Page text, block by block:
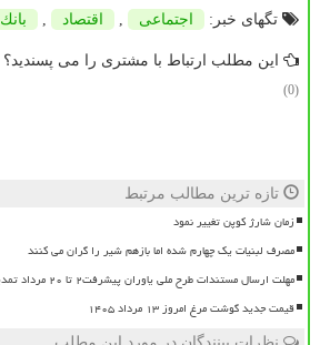
تگهای خبر:
اجتماعی , اقتصاد , بانك
این مطلب ارتباط با مشتری را می پسندید؟
(0)
تازه ترین مطالب مرتبط
زمان شارژ کوپن تغییر نمود
مصرف لبنیات یک چهارم شده اما بازهم شیر را گران می کنند
مهلت ارسال مستندات طرح ملی یاوران پیشرفت۲ تا ۲۰ مرداد تمدید گردید
قیمت جدید گوشت مرغ امروز ۱۳ مرداد ۱۴۰۵